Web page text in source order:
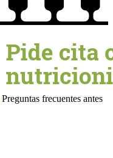
Preguntas frecuentes antes